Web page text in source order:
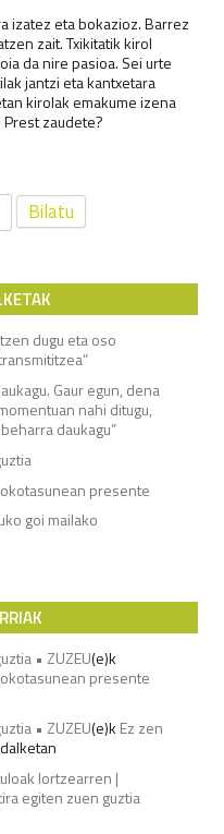
izatez eta bokazioz. Barrez
zait. Txikitatik kirol
da nire pasioa. Sei urte
jantzi eta kantxetara
kirolak emakume izena
zaudete?
dugu eta oso
Gaur egun, dena
nahi ditugu,
daukagu”
presente
goi mailako
• ZUZEU(e)k
presente
• ZUZEU(e)k Ez zen
lortzearren |
egiten zuen guztia